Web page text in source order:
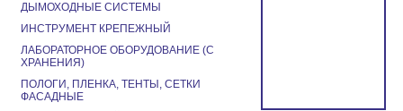
ДЫМОХОДНЫЕ СИСТЕМЫ
ИНСТРУМЕНТ КРЕПЕЖНЫЙ
ЛАБОРАТОРНОЕ ОБОРУДОВАНИЕ (С
ХРАНЕНИЯ)
ПОЛОГИ, ПЛЕНКА, ТЕНТЫ, СЕТКИ
ФАСАДНЫЕ